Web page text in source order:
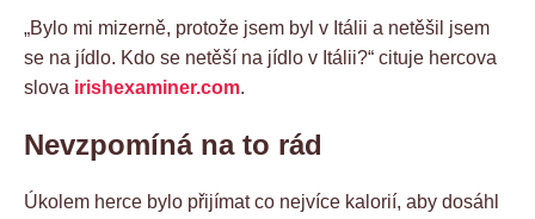
„Bylo mi mizerně, protože jsem byl v Itálii a netěšil jsem
se na jídlo. Kdo se netěší na jídlo v Itálii?“ cituje hercova
slova irishexaminer.com.
Nevzpomíná na to rád
Úkolem herce bylo přijímat co nejvíce kalorií, aby dosáhl